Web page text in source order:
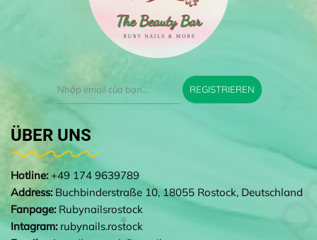
REGISTRIEREN
ÜBER UNS
Hotline: +49 174 9639789
Address: Buchbinderstraße 10, 18055 Rostock, Deutschland
Fanpage: Rubynailsrostock
Intagram: rubynails.rostock